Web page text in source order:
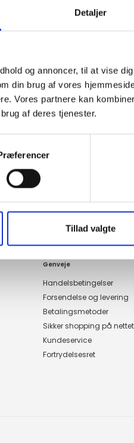
Detaljer
og annoncer, til at vise
din brug af vores
Vores partnere kan
af deres tjenester.
Tillad valgte
Genveje
Handelsbetingelser
Forsendelse og levering
Betalingsmetoder
Sikker shopping på nettet
Kundeservice
Fortrydelsesret